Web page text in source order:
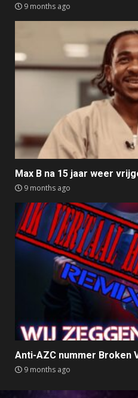
9 months ago
Max B na 15 jaar weer
9 months ago
Anti-AZC nummer Broken
9 months ago